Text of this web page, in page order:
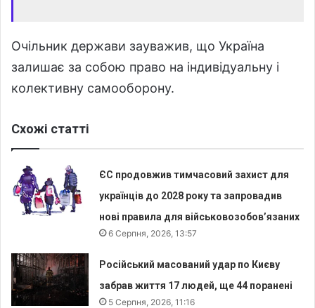
Очільник держави зауважив, що Україна
залишає за собою право на індивідуальну і
колективну самооборону.
Схожі статті
ЄС продовжив тимчасовий захист для
українців до 2028 року та запровадив
нові правила для військовозобов’язаних
6 Серпня, 2026, 13:57
Російський масований удар по Києву
забрав життя 17 людей, ще 44 поранені
5 Серпня, 2026, 11:16